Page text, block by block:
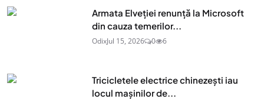
Armata Elveției renunță la Microsoft
din cauza temerilor...
OdixJul 15, 2026 0 6
Tricicletele electrice chinezești iau
locul mașinilor de...